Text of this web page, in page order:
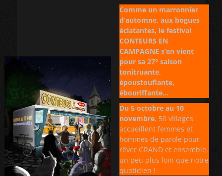
Comme un marronnier
d’automne, aux bogues
éclatantes, le festival
CONTEURS EN
CAMPAGNE s’en vient
pour sa 27° saison
tonitruante,
époustouflante,
ébouriffante…
Du 5 octobre au 10
novembre, 50 villages
accueillent femmes et
hommes de parole pour
rêver GRAND et ensemble,
un peu plus loin que notre
quotidien !